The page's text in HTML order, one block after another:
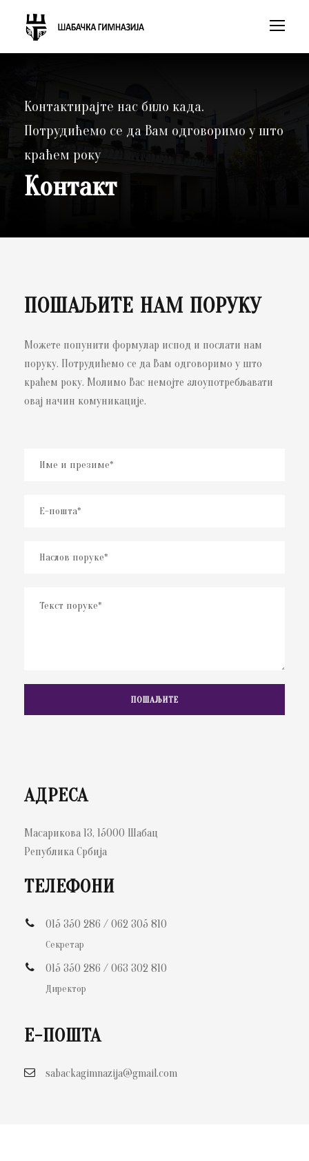
Контактирајте нас било када.
Потрудићемо се да Вам одговоримо у што
краћем року
Контакт
ПОШАЉИТЕ НАМ ПОРУКУ
Можете попунити формулар испод и послати нам
поруку. Потрудићемо се да Вам одговоримо у што
краћем року. Молимо Вас немојте злоупотребљавати
овај начин комуникације.
АДРЕСА
Масарикова 13, 15000 Шабац
Република Србија
ТЕЛЕФОНИ
015 350 286 / 062 305 810
Секретар
015 350 286 / 063 302 810
Директор
Е-ПОШТА
sabackagimnazija@gmail.com